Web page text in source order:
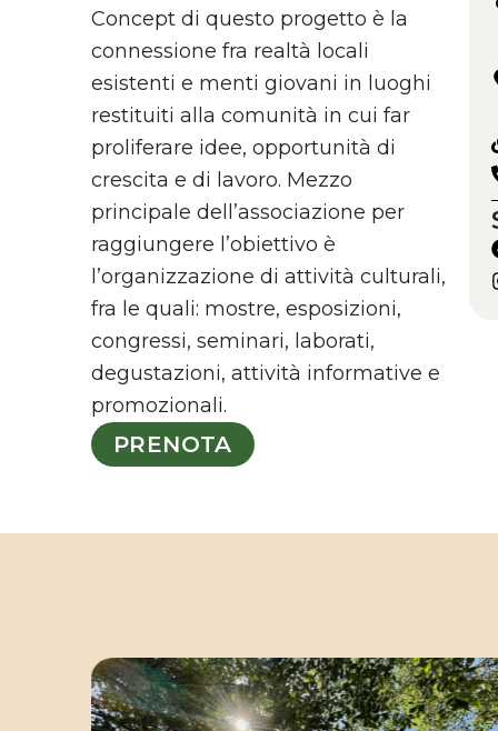
Concept di questo progetto è la
connessione fra realtà locali
esistenti e menti giovani in luoghi
restituiti alla comunità in cui far
proliferare idee, opportunità di
crescita e di lavoro. Mezzo
principale dell’associazione per
raggiungere l’obiettivo è
l’organizzazione di attività culturali,
fra le quali: mostre, esposizioni,
congressi, seminari, laborati,
degustazioni, attività informative e
promozionali.
PRENOTA